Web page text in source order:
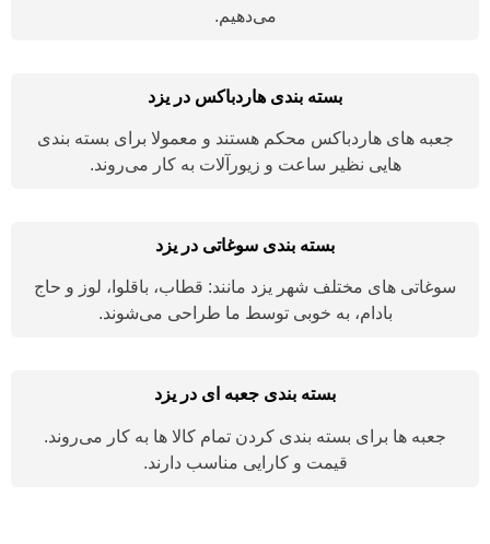
می‌دهیم.
بسته بندی هاردباکس در یزد
جعبه های هاردباکس محکم هستند و معمولا برای بسته بندی
هایی نظیر ساعت و زیورآلات به کار می‌روند.
بسته بندی سوغاتی در یزد
سوغاتی های مختلف شهر یزد مانند: قطاب، باقلوا، لوز و حاج
بادام، به خوبی توسط ما طراحی می‌شوند.
بسته بندی جعبه ای در یزد
جعبه ها برای بسته بندی کردن تمام کالا ها به کار می‌روند.
قیمت و کارایی مناسب دارند.